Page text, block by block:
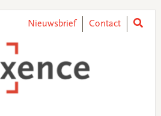
Nieuwsbrief Contact